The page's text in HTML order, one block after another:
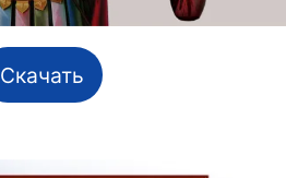
Скачать